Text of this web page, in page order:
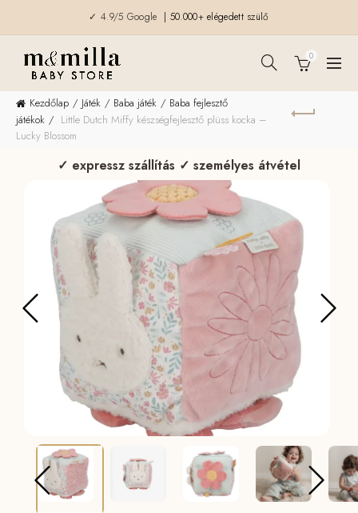
✓ 4.9/5 Google | 50.000+ elégedett szülő
0
Kezdőlap Játék Baba játék
Baba fejlesztő
játékok
Little Dutch Miffy készségfejlesztő plüss kocka –
Lucky Blossom
✓ expressz szállítás ✓ személyes átvétel